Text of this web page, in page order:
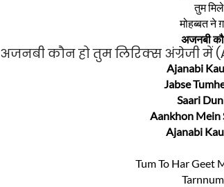
तुम मिले
मोहब्बत ने
अजनबी
अजनबी कौन हो तुम लिरिक्स अंग्रेजी में
Ajanabi
Jabse
Saari
Aankhon Mein
Ajanabi
Tum To Har Geet